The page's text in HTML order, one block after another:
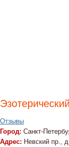
Отзывы
Город: Санкт-
Адрес: Невский пр.,